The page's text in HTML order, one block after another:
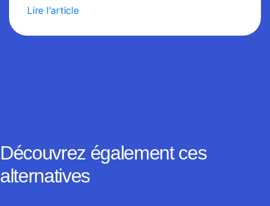
Lire l'article
Découvrez également ces
alternatives